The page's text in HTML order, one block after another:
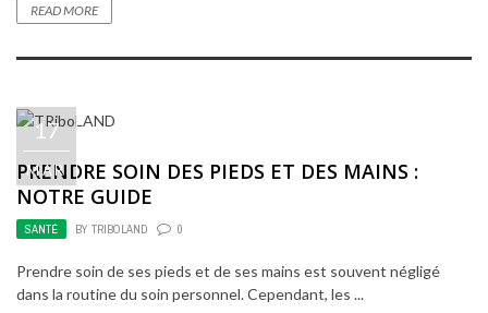
READ MORE
17
MAR
PRENDRE SOIN DES PIEDS ET DES MAINS :
NOTRE GUIDE
SANTÉ BY TRIBOLAND 0
Prendre soin de ses pieds et de ses mains est souvent négligé
dans la routine du soin personnel. Cependant, les ...